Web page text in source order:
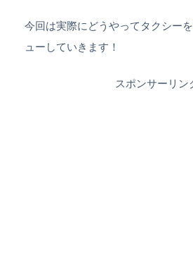
今回は実際にどうやってタクシー
ューしていきます！
スポンサーリン